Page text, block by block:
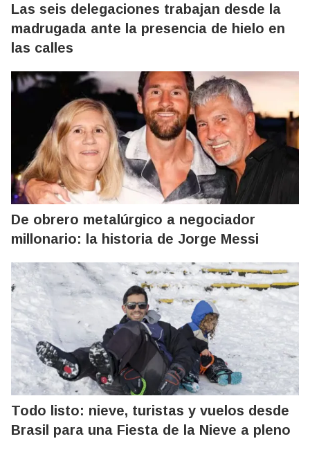
Las seis delegaciones trabajan desde la
madrugada ante la presencia de hielo en
las calles
De obrero metalúrgico a negociador
millonario: la historia de Jorge Messi
Todo listo: nieve, turistas y vuelos desde
Brasil para una Fiesta de la Nieve a pleno